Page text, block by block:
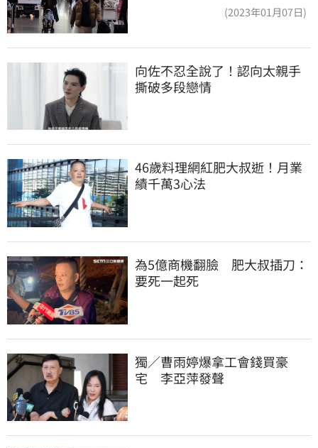
(2023年01月07日)
向佐不忍全說了！認向太親手
撕破多段戀情
46歲料理網紅肥大叔逝！月業
績千萬3心法
為5億商機翻臉　肥大叔插刀：
要死一起死
獨／曹雨婷爆拿工會錢買豪
宅　李亞萍發聲